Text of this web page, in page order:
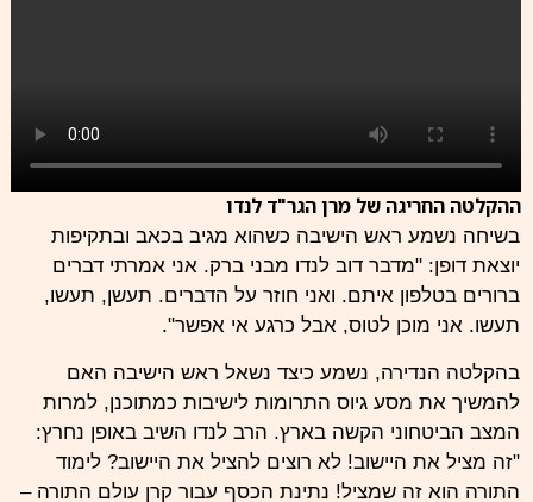
ההקלטה החריגה של מרן הגר"ד לנדו
בשיחה נשמע ראש הישיבה כשהוא מגיב בכאב ובתקיפות
יוצאת דופן: "מדבר דוב לנדו מבני ברק. אני אמרתי דברים
ברורים בטלפון איתם. ואני חוזר על הדברים. תעשן, תעשו,
תעשו. אני מוכן לטוס, אבל כרגע אי אפשר".
בהקלטה הנדירה, נשמע כיצד נשאל ראש הישיבה האם
להמשיך את מסע גיוס התרומות לישיבות כמתוכנן, למרות
המצב הביטחוני הקשה בארץ. הרב לנדו השיב באופן נחרץ:
"זה מציל את היישוב! לא רוצים להציל את היישוב? לימוד
התורה הוא זה שמציל! נתינת הכסף עבור קרן עולם התורה –